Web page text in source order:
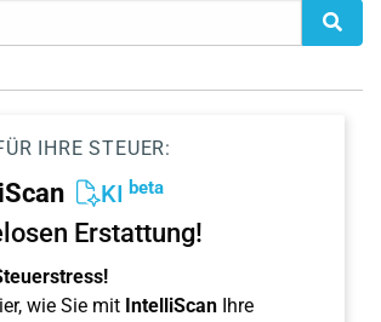
IHRE STEUER:
KI beta
Erstattung!
wie Sie mit IntelliScan Ihre